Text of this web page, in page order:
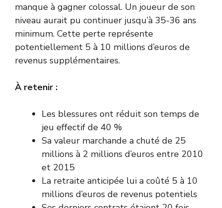
manque à gagner colossal. Un joueur de son
niveau aurait pu continuer jusqu’à 35-36 ans
minimum. Cette perte représente
potentiellement 5 à 10 millions d’euros de
revenus supplémentaires.
À retenir :
Les blessures ont réduit son temps de
jeu effectif de 40 %
Sa valeur marchande a chuté de 25
millions à 2 millions d’euros entre 2010
et 2015
La retraite anticipée lui a coûté 5 à 10
millions d’euros de revenus potentiels